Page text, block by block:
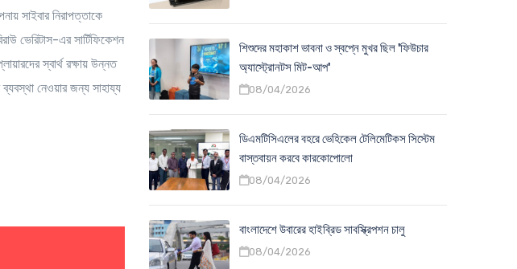
সাইবার নিরাপত্তাকে
ভেরিটাস-এর সার্টিফিকেশন
স্বার্থ রক্ষায় উন্নত
নেওয়ার জন্য সাহায্য
শিশুদের মহাকাশ ভাবনা ও স্বপ্নে মুখর ছিল 'ফিউচার
অ্যাস্ট্রোনটস মিট-আপ'
08/04/2026
ডিএমটিসিএলের বহরে ভেহিকেল টেলিমেটিকস সিস্টেম
বাস্তবায়ন করবে কারকোপোলো
08/04/2026
বাংলাদেশে উবারের হাইব্রিড সাবস্ক্রিপশন চালু
08/04/2026